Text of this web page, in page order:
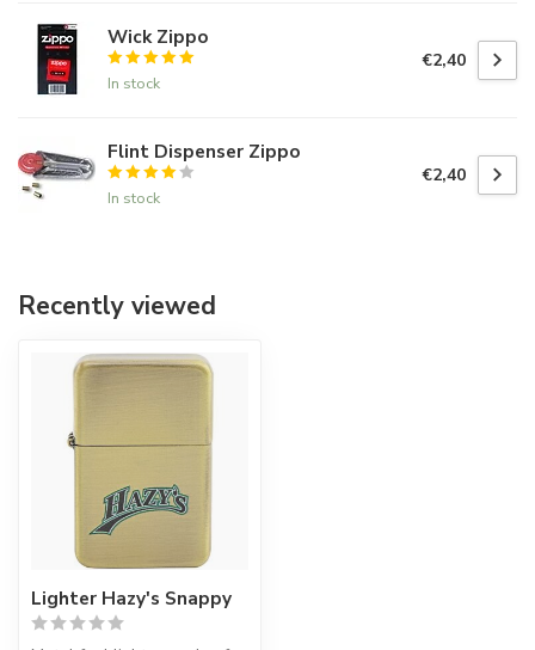
Wick Zippo
In stock
€2,40
Flint Dispenser Zippo
In stock
€2,40
Recently viewed
Lighter Hazy's Snappy